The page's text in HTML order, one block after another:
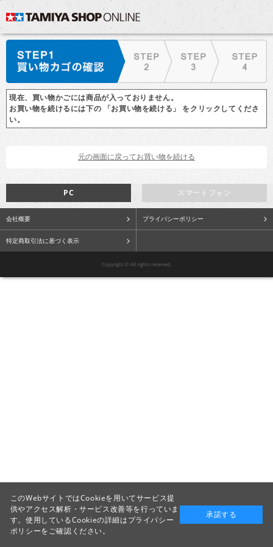
現在、買い物かごには商品が入っておりません。
お買い物を続けるには下の 「お買い物を続ける」 をクリックしてくださ
い。
スマートフォン
PC
会社概要 プライバシーポリシー
特定商取引法に基づく表示
Copyright © All rights reserved.
このWebサイトではCookieを用いてサービス提
供やアクセス解析・サービス改善等を行っていま
す。使用しているCookieの詳細はプライバシー
ポリシーをご確認ください。
承諾する